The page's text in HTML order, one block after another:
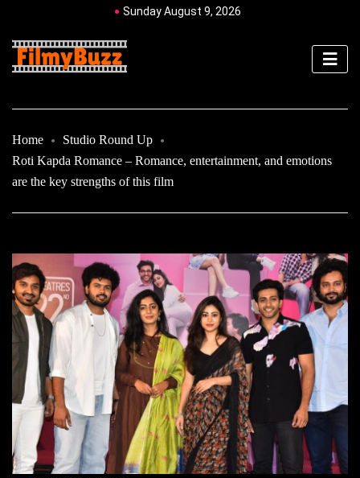
Sunday August 9, 2026
Home
Studio Round Up
Roti Kapda Romance – Romance, entertainment, and emotions
are the key strengths of this film